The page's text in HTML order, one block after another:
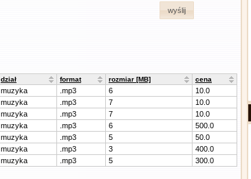
wyślij
dział format rozmiar [MB] cena
muzyka .mp3 6
10.0
muzyka .mp3 7
10.0
muzyka .mp3 7
10.0
muzyka .mp3 6
500.0
muzyka .mp3 5
50.0
muzyka .mp3 3
400.0
muzyka .mp3 5 300.0